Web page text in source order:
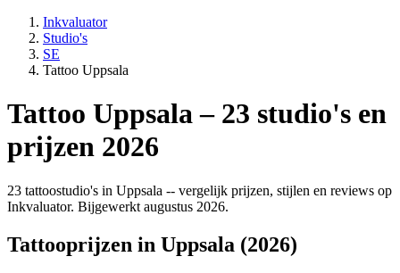
Inkvaluator
Studio's
SE
Tattoo Uppsala
Tattoo Uppsala – 23 studio's en
prijzen 2026
23 tattoostudio's in Uppsala -- vergelijk prijzen, stijlen en reviews op
Inkvaluator. Bijgewerkt augustus 2026.
Tattooprijzen in Uppsala (2026)